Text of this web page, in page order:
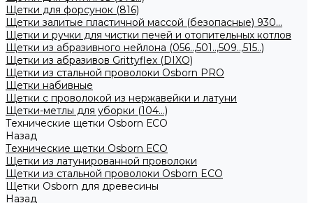
Щетки для форсунок (816)
Щетки залитые пластичной массой (безопасные) 930...
Щетки и ручки для чистки печей и отопительных котлов
Щетки из абразивного нейлона (056..,501..,509..,515..)
Щетки из абразивов Grittyflex (DIXO)
Щетки из стальной проволоки Osborn PRO
Щетки набивные
Щетки с проволокой из нержавейки и латуни
Щетки-метлы для уборки (104...)
Технические щетки Osborn ЕСО
Назад
Технические щетки Osborn ЕСО
Щетки из латунированной проволоки
Щетки из стальной проволоки Osborn ECO
Щетки Osborn для древесины
Назад